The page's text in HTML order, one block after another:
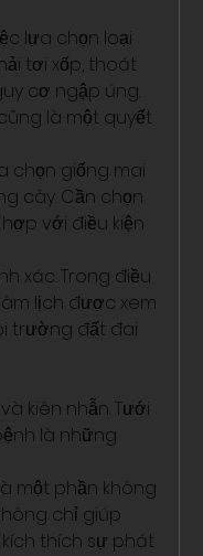
lựa chọn loại
tơi xốp, thoát
cơ ngập úng.
là một quyết
chọn giống mai
cây. Cần chọn
với điều kiện
xác. Trong điều
âm lịch được xem
trường đất đai
kiên nhẫn. Tưới
là những
một phần không
chỉ giúp
thích sự phát